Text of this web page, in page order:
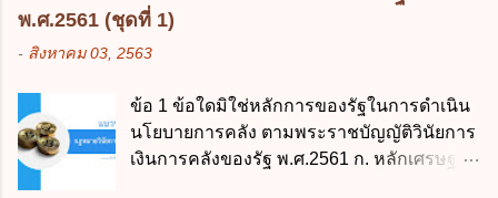
ยกเลิกกฎหมายฉบับใด 1. พระราชบัญญัติวิธี
การงบประมาณ พ.ศ. 2502 2. พระราชบัญญัติ
วิธีการงบประมาณ (ฉบับที่ 3) พ.ศ. 2511 3.
พ.ศ. 2544 4. ประกาศของคณะปฏิวัติ ฉบับที่
203 ลงวันที่ 31 สิงหาคม 2515 ข้อ 3. ข้อใดไม่
ถูกต้อง 1. นายกรัฐมนตรีมีอำนาจออกกฎเพื่อ
พ.ศ.2561 (ชุดที่ 1)
- สิงหาคม 03, 2563
ข้อ 1 ข้อใดมิใช่หลักการของรัฐในการดำเนิน
นโยบายการคลัง ตามพระราชบัญญัติวินัยการ
เงินการคลังของรัฐ พ.ศ.2561 ก. หลักเศรษฐกิจ